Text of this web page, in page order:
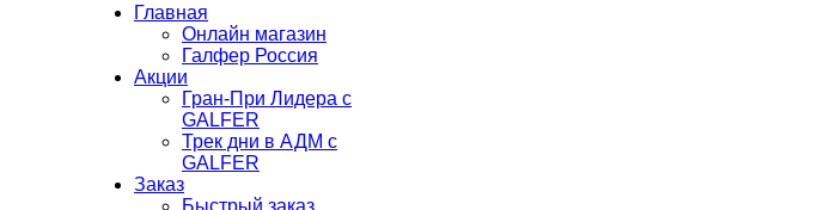
Главная
Онлайн магазин
Галфер Россия
Акции
Гран-При Лидера c
GALFER
Трек дни в АДМ с
GALFER
Заказ
Быстрый заказ...